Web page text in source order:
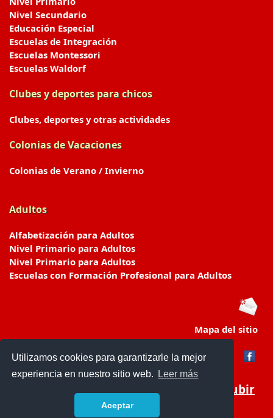
Utilizamos cookies para garantizarle la mejor
experiencia en nuestro sitio web.
Leer más
Aceptar
Nivel Secundario
Educación Especial
Escuelas de Integración
Escuelas Montessori
Escuelas Waldorf
Clubes y deportes para chicos
Clubes, deportes y otras actividades
Colonias de Vacaciones
Colonias de Verano / Invierno
Adultos
Alfabetización para Adultos
Nivel Primario para Adultos
Nivel Primario para Adultos
Escuelas con Formación Profesional para Adultos
Mapa del sitio
Subir